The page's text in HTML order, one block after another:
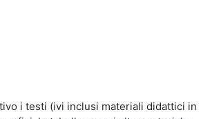
i testi (ivi inclusi materiali didattici in